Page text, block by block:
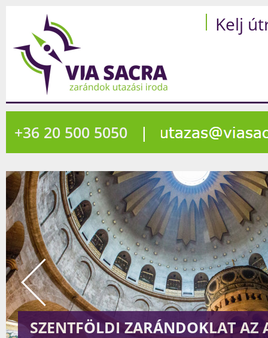
Kelj
+36 20 500 5050 |
580
SZENTFÖLDI ZARÁNDOKLAT AZ